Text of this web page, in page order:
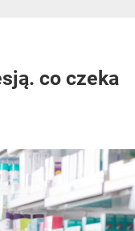
co czeka